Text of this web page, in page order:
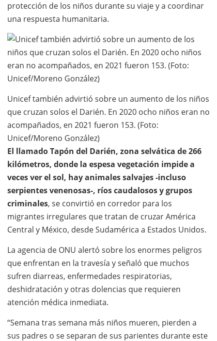
protección de los niños durante su viaje y a coordinar
una respuesta humanitaria.
Unicef también advirtió sobre un aumento de los niños
que cruzan solos el Darién. En 2020 ocho niños eran no
acompañados, en 2021 fueron 153. (Foto:
Unicef/Moreno González)
El llamado Tapón del Darién, zona selvática de 266
kilómetros, donde la espesa vegetación impide a
veces ver el sol, hay animales salvajes -incluso
serpientes venenosas-, ríos caudalosos y grupos
criminales, se convirtió en corredor para los
migrantes irregulares que tratan de cruzar América
Central y México, desde Sudamérica a Estados Unidos.
La agencia de ONU alertó sobre los enormes peligros
que enfrentan en la travesía y señaló que muchos
sufren diarreas, enfermedades respiratorias,
deshidratación y otras dolencias que requieren
atención médica inmediata.
“Semana tras semana más niños mueren, pierden a
sus padres o se separan de sus parientes durante este